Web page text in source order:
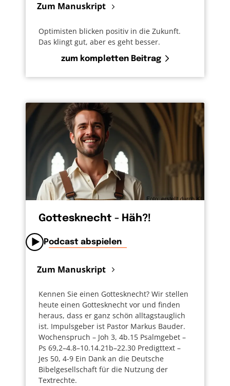
Zum Manuskript
Optimisten blicken positiv in die Zukunft.
Das klingt gut, aber es geht besser.
zum kompletten Beitrag
Gottesknecht - Häh?!
Podcast abspielen
Zum Manuskript
Kennen Sie einen Gottesknecht? Wir stellen
heute einen Gottesknecht vor und finden
heraus, dass er ganz schön alltagstauglich
ist. Impulsgeber ist Pastor Markus Bauder.
Wochenspruch – Joh 3, 4b.15 Psalmgebet –
Ps 69,2–4.8–10.14.21b–22.30 Predigttext –
Jes 50, 4-9 Ein Dank an die Deutsche
Bibelgesellschaft für die Nutzung der
Textrechte.